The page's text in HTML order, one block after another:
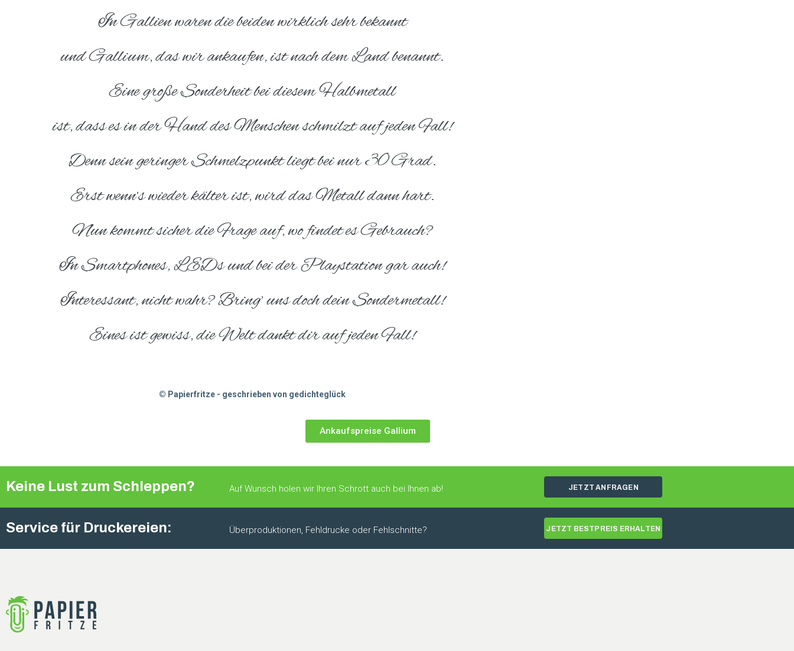
In Gallien waren die beiden wirklich sehr bekannt
und Gallium, das wir ankaufen, ist nach dem Land benannt.
Eine große Sonderheit bei diesem Halbmetall
ist, dass es in der Hand des Menschen schmilzt auf jeden Fall!
Denn sein geringer Schmelzpunkt liegt bei nur 30 Grad.
Erst wenn’s wieder kälter ist, wird das Metall dann hart.
Nun kommt sicher die Frage auf, wo findet es Gebrauch?
In Smartphones, LEDs und bei der Playstation gar auch!
Interessant, nicht wahr? Bring’ uns doch dein Sondermetall!
Eines ist gewiss, die Welt dankt dir auf jeden Fall!
© Papierfritze - geschrieben von gedichteglück
Ankaufspreise Gallium
Keine Lust zum Schleppen? Auf Wunsch holen wir Ihren Schrott auch bei Ihnen ab! JETZT ANFRAGEN
Service für Druckereien: Überproduktionen, Fehldrucke oder Fehlschnitte? JETZT BESTPREIS ERHALTEN